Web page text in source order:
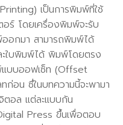
เป็นการพิมพ์ที่ใช้
ร์ โดยเครื่องพิมพ์จะรับ
อกมา สามารถพิมพ์ได้
ะใบพิมพ์ได้ พิมพ์โดยตรง
บบออฟเซ็ท (Offset
ก่อน ซึ่ในบทความนี้จะพามา
ตอล แต่ละแบบกัน
Press ขึ้นเพื่อตอบ